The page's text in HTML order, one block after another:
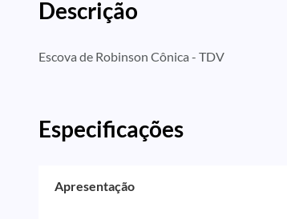
Descrição
Escova de Robinson Cônica - TDV
Especificações
Apresentação